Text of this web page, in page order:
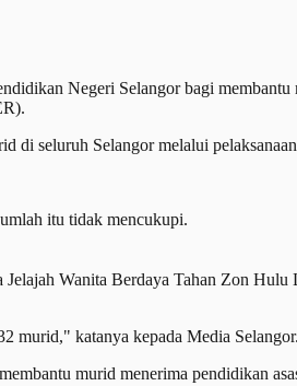
Negeri Selangor bagi membantu
seluruh Selangor melalui
itu tidak mencukupi.
Wanita Berdaya Tahan Zon Hulu
murid," katanya kepada Media Selangor.
murid menerima pendidikan